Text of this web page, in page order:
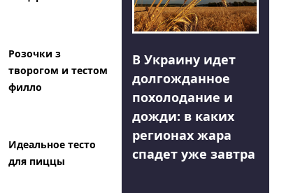
Розочки з
творогом и тестом
филло
Идеальное тесто
для пиццы
В Украину идет
долгожданное
похолодание и
дожди: в каких
регионах жара
спадет уже завтра